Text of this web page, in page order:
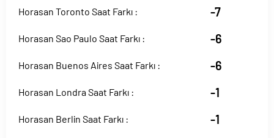
Horasan Toronto Saat Farkı : -7
Horasan Sao Paulo Saat Farkı : -6
Horasan Buenos Aires Saat Farkı : -6
Horasan Londra Saat Farkı : -1
Horasan Berlin Saat Farkı : -1